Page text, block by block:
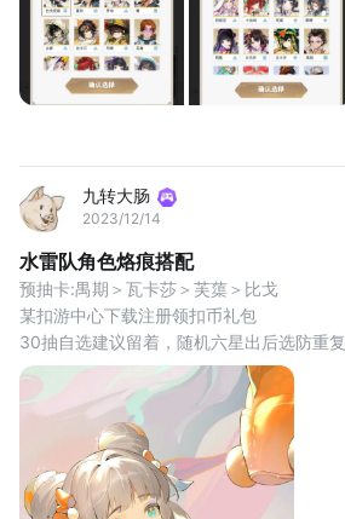
九转大肠
2023/12/14
水雷队角色烙痕搭配
预抽卡:禺期＞瓦卡莎＞芙蕖＞比戈
某扣游中心下载注册领扣币礼包
30抽自选建议留着，随机六星出后选防重复
一、角色选择
卯绒绒 30自选补 (——刘兄) 队长
禺期 预抽卡(——田偌)
龙晴(——长谣)
备: